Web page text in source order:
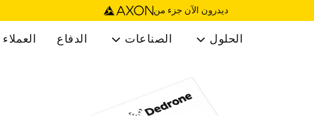
ديدرون الآن جزء من
الحلول  الصناعات  الدفاع العملاء